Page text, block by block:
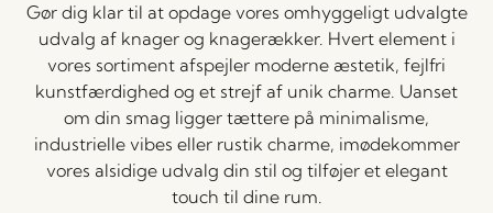
Gør dig klar til at opdage vores omhyggeligt udvalgte
udvalg af knager og knagerækker. Hvert element i
vores sortiment afspejler moderne æstetik, fejlfri
kunstfærdighed og et strejf af unik charme. Uanset
om din smag ligger tættere på minimalisme,
industrielle vibes eller rustik charme, imødekommer
vores alsidige udvalg din stil og tilføjer et elegant
touch til dine rum.